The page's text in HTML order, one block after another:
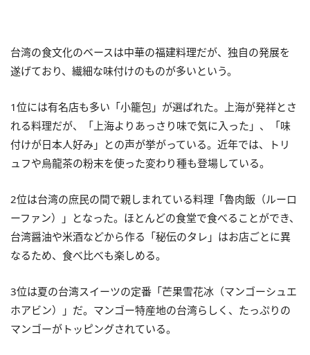
台湾の食文化のベースは中華の福建料理だが、独自の発展を
遂げており、繊細な味付けのものが多いという。
1位には有名店も多い「小籠包」が選ばれた。上海が発祥とさ
れる料理だが、「上海よりあっさり味で気に入った」、「味
付けが日本人好み」との声が挙がっている。近年では、トリ
ュフや烏龍茶の粉末を使った変わり種も登場している。
2位は台湾の庶民の間で親しまれている料理「魯肉飯（ルーロ
ーファン）」となった。ほとんどの食堂で食べることができ、
台湾醤油や米酒などから作る「秘伝のタレ」はお店ごとに異
なるため、食べ比べも楽しめる。
3位は夏の台湾スイーツの定番「芒果雪花冰（マンゴーシュエ
ホアビン）」だ。マンゴー特産地の台湾らしく、たっぷりの
マンゴーがトッピングされている。